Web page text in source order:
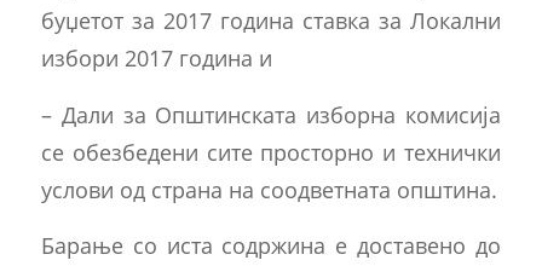
буџетот за 2017 година ставка за Локални
избори 2017 година и
– Дали за Општинската изборна комисија
се обезбедени сите просторно и технички
услови од страна на соодветната општина.
Барање со иста содржина е доставено до